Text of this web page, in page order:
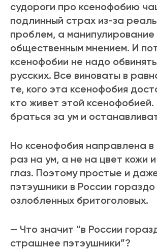
судороги про ксенофобию
подлинный страх из-за
проблем, а манипулирование
общественным мнением. И
ксенофобии не надо
русских. Все виноваты в
те, кого эта ксенофобия
кто живет этой
браться за ум и
Но ксенофобия направлена в
раз на ум, а не на цвет кожи
глаз. Поэтому простые и
пэтэушники в России
озлобленных бритоголовых.
— Что значит “в России
страшнее пэтэушники”?